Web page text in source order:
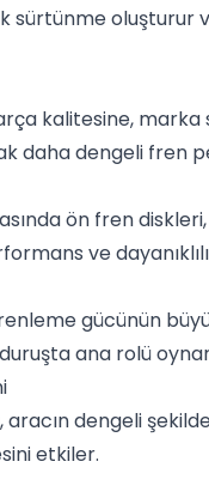
oluşturur
kalitesine,
dengeli fren
ön fren
ve
gücünün
ana rolü
dengeli
etkiler.